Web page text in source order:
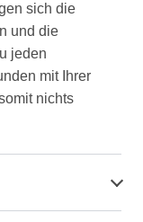
sich die
und die
jeden
mit Ihrer
nichts